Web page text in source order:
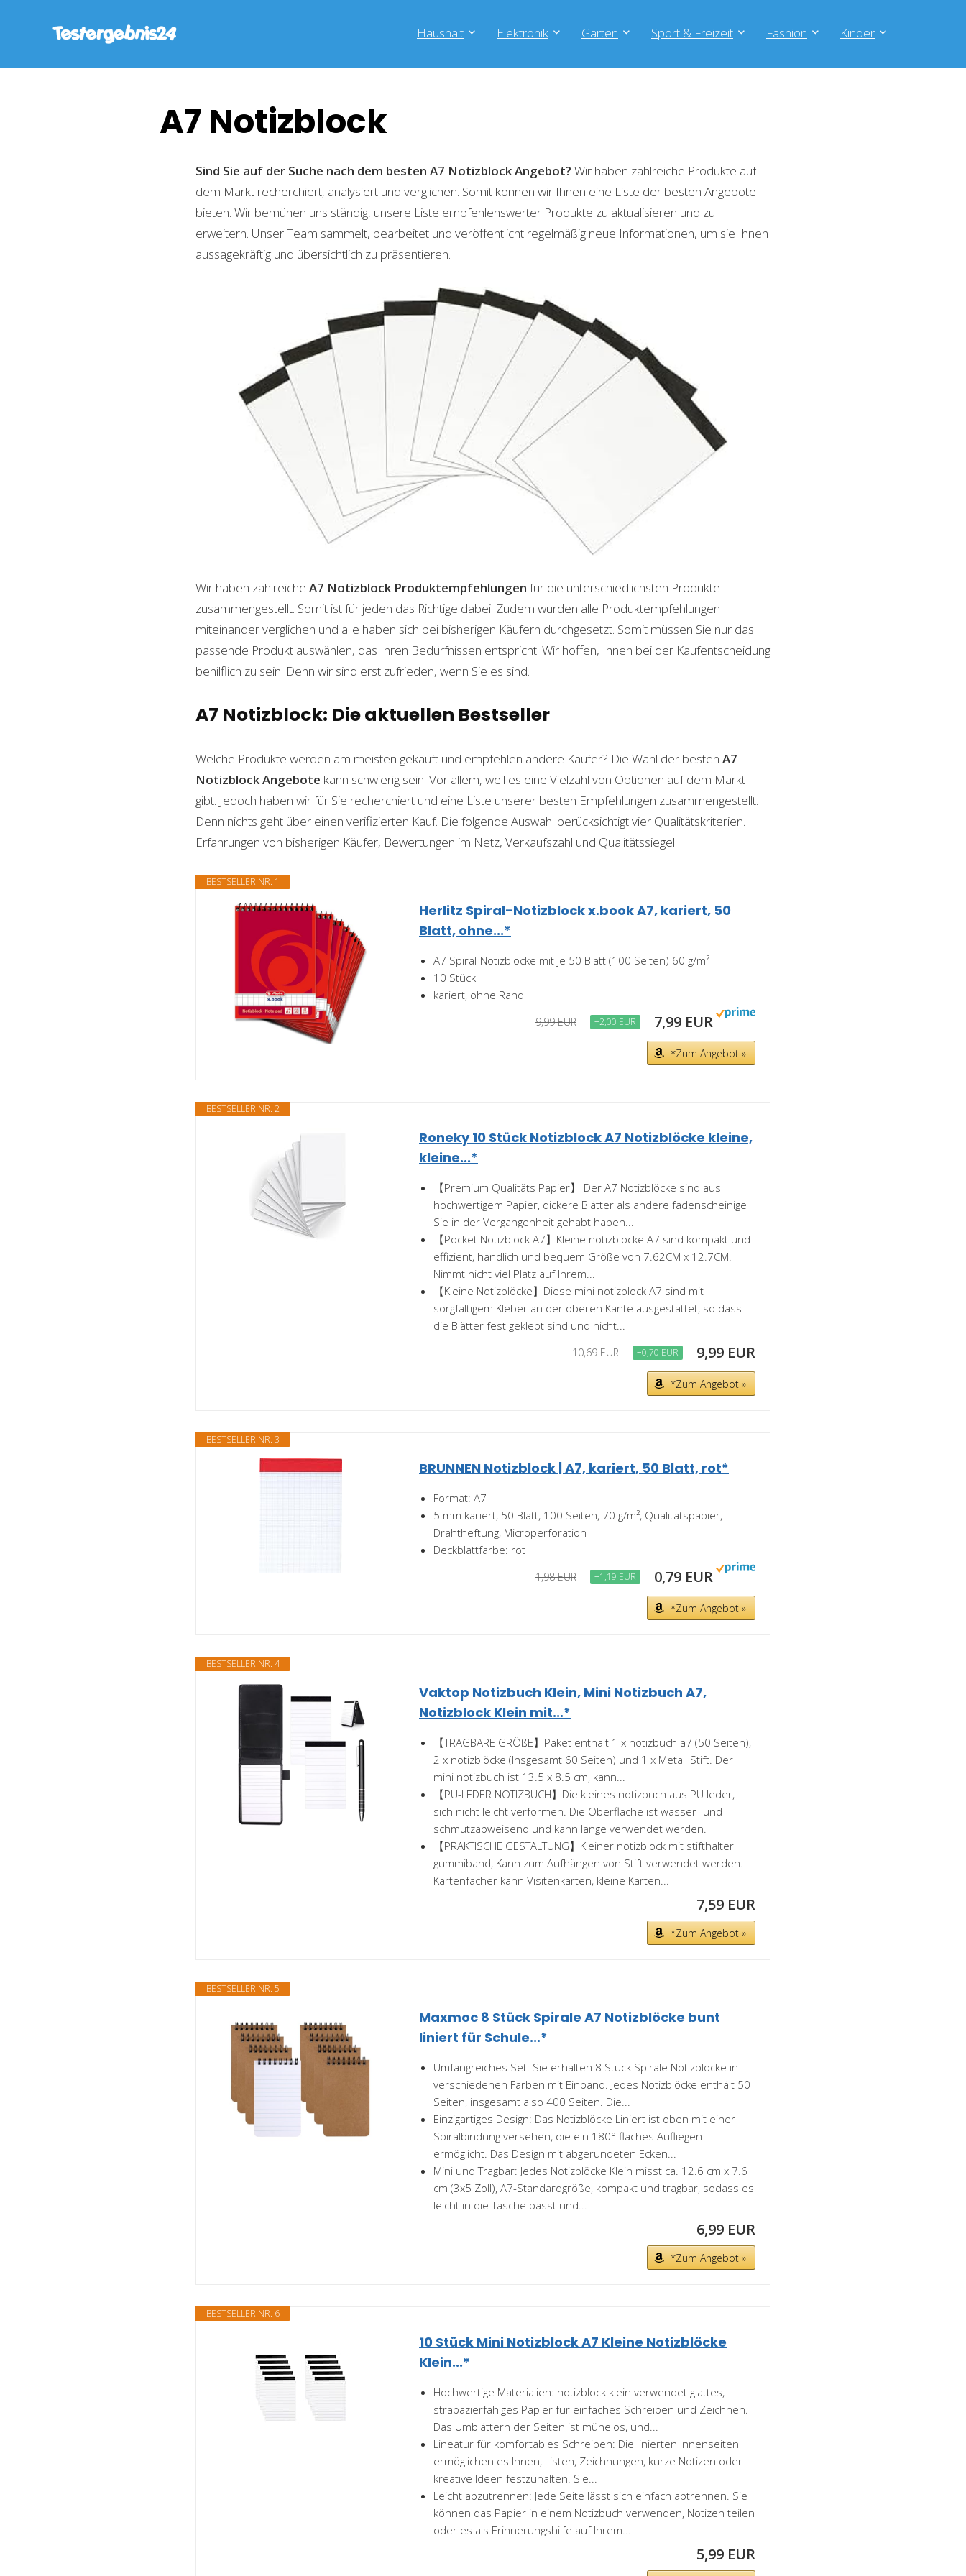
Haushalt Elektronik Garten Sport & Freizeit Fashion Kinder
A7 Notizblock
Sind Sie auf der Suche nach dem besten A7 NotizblockAngebot? Wir haben zahlreiche Produkte auf
dem Markt recherchiert, analysiert und verglichen. Somit können wir Ihnen eine Liste der besten Angebote
bieten. Wir bemühen uns ständig, unsere Liste empfehlenswerter Produkte zu aktualisieren und zu
erweitern. Unser Team sammelt, bearbeitet und veröffentlicht regelmäßig neue Informationen, um sie Ihnen
aussagekräftig und übersichtlich zu präsentieren.
Wir haben zahlreiche A7 Notizblock Produktempfehlungen für die unterschiedlichsten Produkte
zusammengestellt. Somit ist für jeden das Richtige dabei. Zudem wurden alle Produktempfehlungen
miteinander verglichen und alle haben sich bei bisherigen Käufern durchgesetzt. Somit müssen Sie nur das
passende Produkt auswählen, das Ihren Bedürfnissen entspricht. Wir hoffen, Ihnen bei der Kaufentscheidung
behilflich zu sein. Denn wir sind erst zufrieden, wenn Sie es sind.
A7 Notizblock: Die aktuellen Bestseller
Welche Produkte werden am meisten gekauft und empfehlen andere Käufer? Die Wahl der besten A7
NotizblockAngebote kann schwierig sein. Vor allem, weil es eine Vielzahl von Optionen auf dem Markt
gibt. Jedoch haben wir für Sie recherchiert und eine Liste unserer besten Empfehlungen zusammengestellt.
Denn nichts geht über einen verifizierten Kauf. Die folgende Auswahl berücksichtigt vier Qualitätskriterien.
Erfahrungen von bisherigen Käufer, Bewertungen im Netz, Verkaufszahl und Qualitätssiegel.
BESTSELLER NR. 1
Herlitz Spiral-Notizblock x.book A7, kariert, 50
Blatt, ohne...*
A7 Spiral-Notizblöcke mit je 50 Blatt (100 Seiten) 60 g/m²
10 Stück
kariert, ohne Rand
9,99 EUR −2,00 EUR 7,99 EUR
*Zum Angebot »
BESTSELLER NR. 2
Roneky 10 Stück Notizblock A7 Notizblöcke kleine,
kleine...*
【Premium Qualitäts Papier】 Der A7 Notizblöcke sind aus
hochwertigem Papier, dickere Blätter als andere fadenscheinige
Sie in der Vergangenheit gehabt haben...
【Pocket Notizblock A7】Kleine notizblöcke A7 sind kompakt und
effizient, handlich und bequem Größe von 7.62CM x 12.7CM.
Nimmt nicht viel Platz auf Ihrem...
【Kleine Notizblöcke】Diese mini notizblock A7 sind mit
sorgfältigem Kleber an der oberen Kante ausgestattet, so dass
die Blätter fest geklebt sind und nicht...
10,69 EUR −0,70 EUR 9,99 EUR
*Zum Angebot »
BESTSELLER NR. 3
BRUNNEN Notizblock | A7, kariert, 50 Blatt, rot*
Format: A7
5 mm kariert, 50 Blatt, 100 Seiten, 70 g/m², Qualitätspapier,
Drahtheftung, Microperforation
Deckblattfarbe: rot
1,98 EUR −1,19 EUR 0,79 EUR
*Zum Angebot »
BESTSELLER NR. 4
Vaktop Notizbuch Klein, Mini Notizbuch A7,
Notizblock Klein mit...*
【TRAGBARE GRÖßE】Paket enthält 1 x notizbuch a7 (50 Seiten),
2 x notizblöcke (Insgesamt 60 Seiten) und 1 x Metall Stift. Der
mini notizbuch ist 13.5 x 8.5 cm, kann...
【PU-LEDER NOTIZBUCH】Die kleines notizbuch aus PU leder,
sich nicht leicht verformen. Die Oberfläche ist wasser- und
schmutzabweisend und kann lange verwendet werden.
【PRAKTISCHE GESTALTUNG】Kleiner notizblock mit stifthalter
gummiband, Kann zum Aufhängen von Stift verwendet werden.
Kartenfächer kann Visitenkarten, kleine Karten...
7,59 EUR
*Zum Angebot »
BESTSELLER NR. 5
Maxmoc 8 Stück Spirale A7 Notizblöcke bunt
liniert für Schule...*
Umfangreiches Set: Sie erhalten 8 Stück Spirale Notizblöcke in
verschiedenen Farben mit Einband. Jedes Notizblöcke enthält 50
Seiten, insgesamt also 400 Seiten. Die...
Einzigartiges Design: Das Notizblöcke Liniert ist oben mit einer
Spiralbindung versehen, die ein 180° flaches Aufliegen
ermöglicht. Das Design mit abgerundeten Ecken...
Mini und Tragbar: Jedes Notizblöcke Klein misst ca. 12.6 cm x 7.6
cm (3x5 Zoll), A7-Standardgröße, kompakt und tragbar, sodass es
leicht in die Tasche passt und...
6,99 EUR
*Zum Angebot »
BESTSELLER NR. 6
10 Stück Mini Notizblock A7 Kleine Notizblöcke
Klein...*
Hochwertige Materialien: notizblock klein verwendet glattes,
strapazierfähiges Papier für einfaches Schreiben und Zeichnen.
Das Umblättern der Seiten ist mühelos, und...
Lineatur für komfortables Schreiben: Die linierten Innenseiten
ermöglichen es Ihnen, Listen, Zeichnungen, kurze Notizen oder
kreative Ideen festzuhalten. Sie...
Leicht abzutrennen: Jede Seite lässt sich einfach abtrennen. Sie
können das Papier in einem Notizbuch verwenden, Notizen teilen
oder es als Erinnerungshilfe auf Ihrem...
5,99 EUR